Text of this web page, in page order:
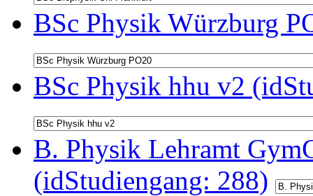
BSc Physik Würzburg
BSc Physik hhu v2
B. Physik Lehramt
(idStudiengang: 288)